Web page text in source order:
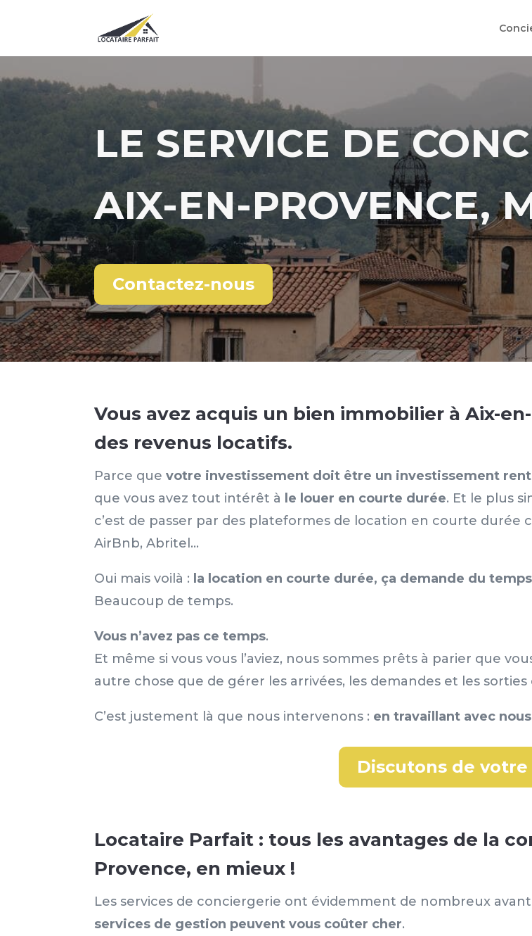
LE SERVICE DE
AIX-EN-PROVENCE,
Contactez-nous
Vous avez acquis un bien immobilier à Aix-
des revenus locatifs.
Parce quevotre investissement doit être un investissement
que vous avez tout intérêt à le louer en courte durée. Et le plus
c’est de passer par des plateformes de location en courte durée
AirBnb, Abritel…
Oui mais voilà : la location en courte durée, ça demande du temps
Beaucoup de temps.
Vous n’avez pas ce temps.
Et même si vous vous l’aviez, nous sommes prêts à parier que
autre chose que de gérer les arrivées, les demandes et les sorties
C’est justement là que nous intervenons : en travaillant avec
Discutons de
Locataire Parfait : tous les avantages de la
Provence, en mieux !
Les services de conciergerie ont évidemment de nombreux
services de gestion peuvent vous coûter cher.